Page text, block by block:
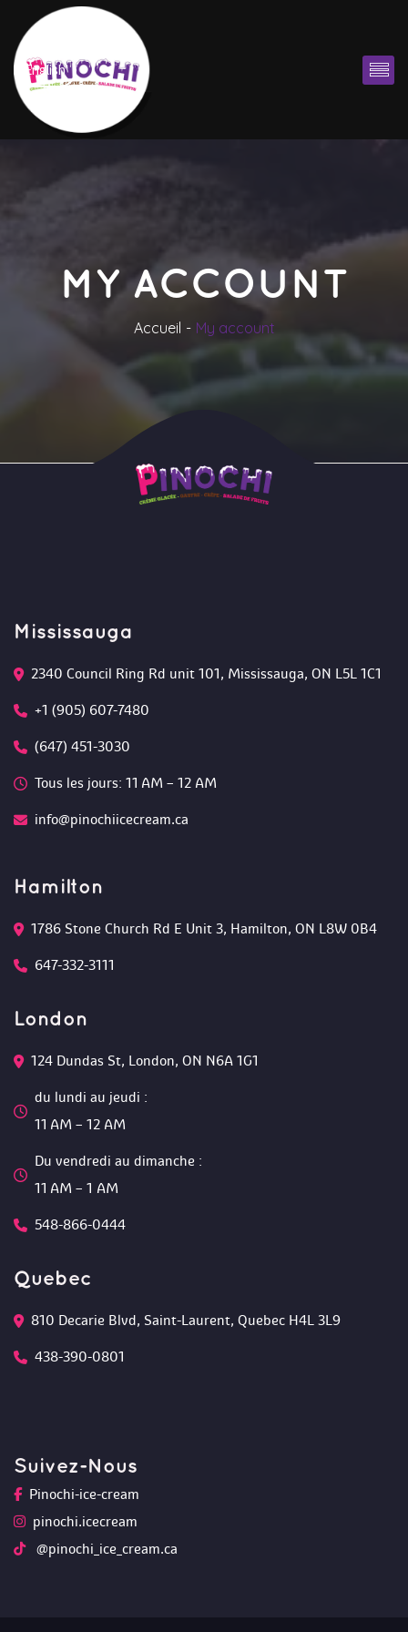
English
MY ACCOUNT
Accueil My account
Mississauga
2340 Council Ring Rd unit 101, Mississauga, ON L5L 1C1
+1 (905) 607-7480
(647) 451-3030
Tous les jours: 11 AM – 12 AM
info@pinochiicecream.ca
Hamilton
1786 Stone Church Rd E Unit 3, Hamilton, ON L8W 0B4
647-332-3111
London
124 Dundas St, London, ON N6A 1G1
du lundi au jeudi :
11 AM – 12 AM
Du vendredi au dimanche :
11 AM – 1 AM
548-866-0444
Quebec
810 Decarie Blvd, Saint-Laurent, Quebec H4L 3L9
438-390-0801
Suivez-Nou
Pinochi-ice-cream
pinochi.icecream
@pinochi_ice_cream.ca